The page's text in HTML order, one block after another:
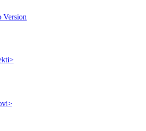
Version
>
>